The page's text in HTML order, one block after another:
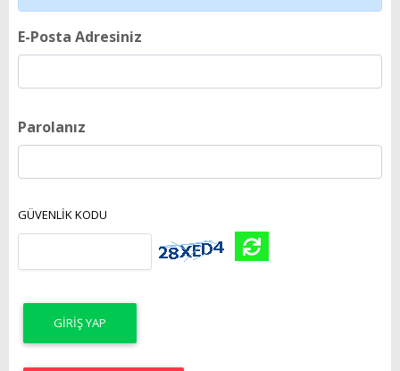
E-Posta Adresiniz
Parolanız
GÜVENLİK KODU